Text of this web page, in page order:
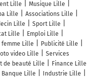
Lille
Musique Lille
Lille
Associations Lille
Lille
Sport Lille
Lille
Emploi Lille
femme Lille
Publicité Lille
video Lille
Services
de beauté Lille
Finance Lille
Banque Lille
Industrie Lille